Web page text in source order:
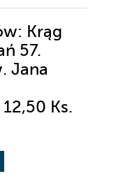
Krąg
57.
Jana
Ks.